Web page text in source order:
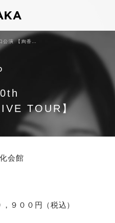
山口公演 【絢香 20th ANNIVERSARY LIVE TOUR】
TOUR】
会館
９００円（税込）